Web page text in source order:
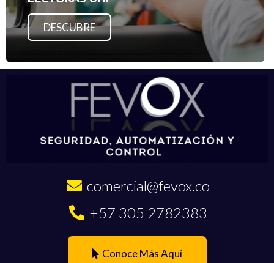
DESCUBRE
comercial@fevox.co
+57 305 2782383
Conoce Más Aquí